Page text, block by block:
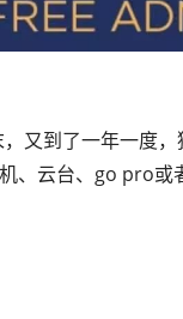
又到了一年一度
、云台、go pro或